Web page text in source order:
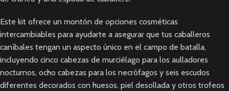
Este kit ofrece un montón de opciones cosméticas
intercambiables para ayudarte a asegurar que tus caballeros
caníbales tengan un aspecto único en el campo de batalla,
incluyendo cinco cabezas de murciélago para los aulladores
nocturnos, ocho cabezas para los necrófagos y seis escudos
diferentes decorados con huesos, piel desollada y otros trofeos